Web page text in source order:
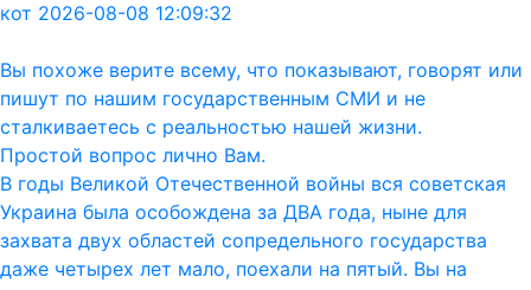
кот 2026-08-08 12:09:32
Вы похоже верите всему, что показывают, говорят или
пишут по нашим государственным СМИ и не
сталкиваетесь с реальностью нашей жизни.
Простой вопрос лично Вам.
В годы Великой Отечественной войны вся советская
Украина была особождена за ДВА года, ныне для
захвата двух областей сопредельного государства
даже четырех лет мало, поехали на пятый. Вы на